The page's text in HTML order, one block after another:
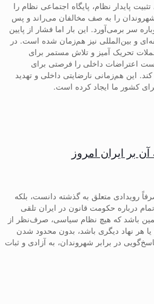
پایدار نظام، پایگاه اجتماعی نظام را
را به صف مخالفان می‌راند و پس
سر برمی‌آورد. این بار اما فشار از پایین
و بین‌المللی نیز هم‌زمان شده است. در
تحریک آمیز و تلاش مستمر برای
اعتراضات داخلی را فرصتی برای
این هم‌زمانی نارضایتی داخلی و تهدید
کشور ما ایجاد کرده است.
بر ایران امروز
رویدادی متعلق به گذشته دانست، بلکه
درباره حکومت قانون در ایران تلقی
باشد که هیچ نظام سیاسی، صرف‌نظر از
هر نهاد دیگری باشد، بدون محدود شدن
در برابر شهروندان، به آزادی و ثبات